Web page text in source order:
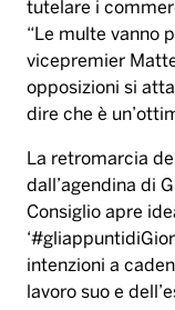
tutelare i
“Le multe vanno
vicepremier
opposizioni si
dire che è
La retromarcia
dall’agendina di
Consiglio apre
intenzioni a
lavoro suo e